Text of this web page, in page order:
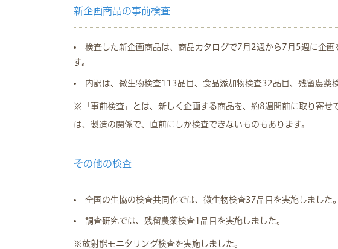
新企画商品の事前検査
検査した新企画商品は、商品カタログで7月2週から7月5週に企
す。
内訳は、微生物検査113品目、食品添加物検査32品目、残留農薬
※「事前検査」とは、新しく企画する商品を、約8週間前に取り寄せ
は、製造の関係で、直前にしか検査できないものもあります。
その他の検査
全国の生協の検査共同化では、微生物検査37品目を実施しました。
調査研究では、残留農薬検査1品目を実施しました。
※放射能モニタリング検査を実施しました。